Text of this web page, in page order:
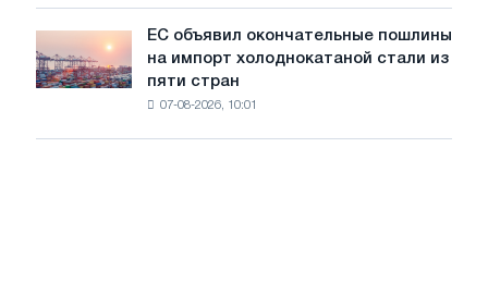
трамвайных
путей
Москвы
Ярославля
объявил
окончательные
ЕС объявил окончательные пошлины
на импорт холоднокатаной стали из
пяти стран
07-08-2026, 10:01